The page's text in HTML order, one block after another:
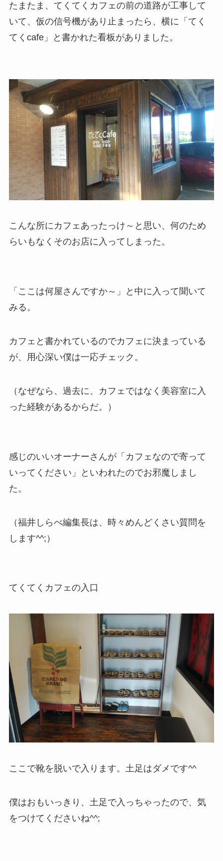
たまたま、てくてくカフェの前の道路が工事して
いて、仮の信号機があり止まったら、横に「てく
てくcafe」と書かれた看板がありました。
こんな所にカフェあったっけ～と思い、何のため
らいもなくそのお店に入ってしまった。
「ここは何屋さんですか～」と中に入って聞いて
みる。
カフェと書かれているのでカフェに決まっている
が、用心深い僕は一応チェック。
（なぜなら、過去に、カフェではなく美容室に入
った経験があるからだ。）
感じのいいオーナーさんが「カフェなので寄って
いってください」といわれたのでお邪魔しまし
た。
（福井しらべ編集長は、時々めんどくさい質問を
します^^;）
てくてくカフェの入口
ここで靴を脱いで入ります。土足はダメです^^
僕はおもいっきり、土足で入っちゃったので、気
をつけてくださいね^^;